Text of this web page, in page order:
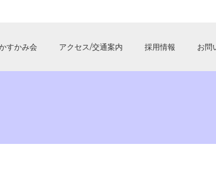
すかみ会 アクセス/交通案内 採用情報 お問